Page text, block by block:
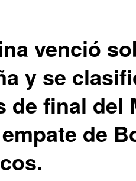
venció
y se
de final del
de